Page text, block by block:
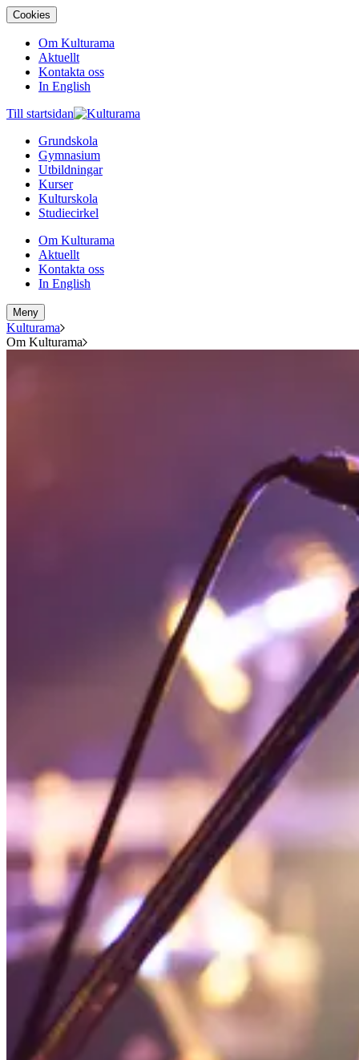
Cookies
Om Kulturama
Aktuellt
Kontakta oss
In English
Till startsidan
Grundskola
Gymnasium
Utbildningar
Kurser
Kulturskola
Studiecirkel
Om Kulturama
Aktuellt
Kontakta oss
In English
Meny
Kulturama
Om Kulturama